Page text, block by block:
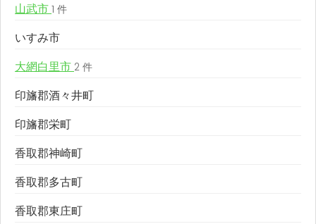
山武市 1 件
いすみ市
大網白里市 2 件
印旛郡酒々井町
印旛郡栄町
香取郡神崎町
香取郡多古町
香取郡東庄町